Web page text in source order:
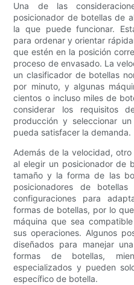
Una de las
posicionador de botellas de
la que puede funcionar.
para ordenar y orientar
que estén en la posición
proceso de envasado. La
un clasificador de botellas
por minuto, y algunas
cientos o incluso miles de
considerar los requisitos
producción y seleccionar
pueda satisfacer la demanda.
Además de la velocidad,
al elegir un posicionador de
tamaño y la forma de las
posicionadores de
configuraciones para
formas de botellas, por lo
máquina que sea
sus operaciones. Algunos
diseñados para manejar
formas de botellas,
especializados y pueden
específico de botella.